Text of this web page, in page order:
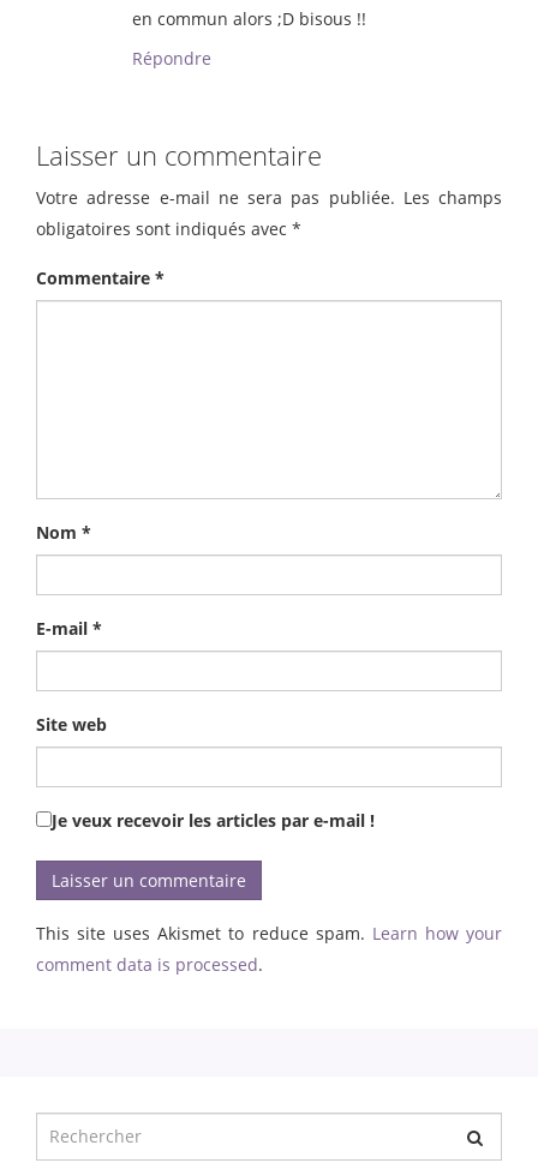
en commun alors ;D bisous !!
Répondre
Laisser un commentaire
Votre adresse e-mail ne sera pas publiée. Les champs
obligatoires sont indiqués avec *
Commentaire *
Nom *
E-mail *
Site web
Je veux recevoir les articles par e-mail !
This site uses Akismet to reduce spam. Learn how your
comment data is processed.
pour